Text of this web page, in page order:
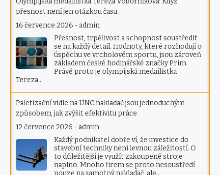
přesnost není jen otázkou času
16 července 2026 - admin
Přesnost, trpělivost a schopnost soustředit
se na každý detail. Hodnoty, které rozhodují o
úspěchu ve vrcholovém sportu, jsou zároveň
základem české hodinářské značky Prim.
Právě proto je olympijská medailistka
Tereza…
Paletizační vidle na UNC nakladač jsou jednoduchým
způsobem, jak zvýšit efektivitu práce
12 července 2026 - admin
Každý podnikatel dobře ví, že investice do
stavební techniky není levnou záležitostí. O
to důležitější je využít zakoupené stroje
naplno. Mnoho firem se proto nesoustředí
pouze na samotný nakladač, ale…